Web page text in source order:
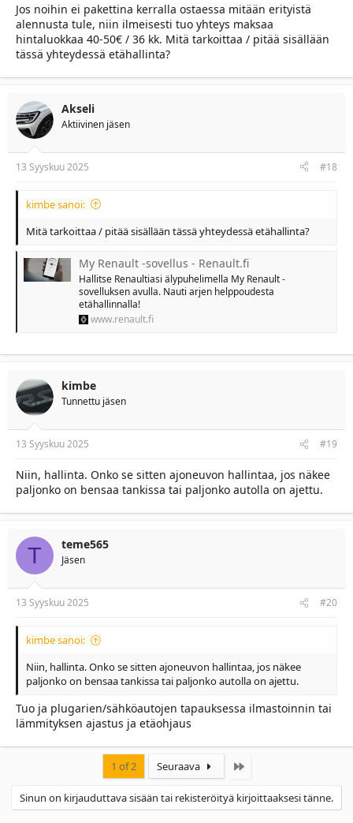
Jos noihin ei pakettina kerralla ostaessa mitään erityistä
alennusta tule, niin ilmeisesti tuo yhteys maksaa
hintaluokkaa 40-50€ / 36 kk. Mitä tarkoittaa / pitää sisällään
tässä yhteydessä etähallinta?
Akseli
Aktiivinen jäsen
13 Syyskuu 2025 #18
kimbe sanoi:
Mitä tarkoittaa / pitää sisällään tässä yhteydessä etähallinta?
My Renault -sovellus - Renault.fi
Hallitse Renaultiasi älypuhelimella My Renault -
sovelluksen avulla. Nauti arjen helppoudesta
etähallinnalla!
www.renault.fi
kimbe
Tunnettu jäsen
13 Syyskuu 2025 #19
Niin, hallinta. Onko se sitten ajoneuvon hallintaa, jos näkee
paljonko on bensaa tankissa tai paljonko autolla on ajettu.
T teme565
Jäsen
13 Syyskuu 2025 #20
kimbe sanoi:
Niin, hallinta. Onko se sitten ajoneuvon hallintaa, jos näkee
paljonko on bensaa tankissa tai paljonko autolla on ajettu.
Tuo ja plugarien/sähköautojen tapauksessa ilmastoinnin tai
lämmityksen ajastus ja etäohjaus
1 of 2 Seuraava
Sinun on kirjauduttava sisään tai rekisteröityä kirjoittaaksesi tänne.